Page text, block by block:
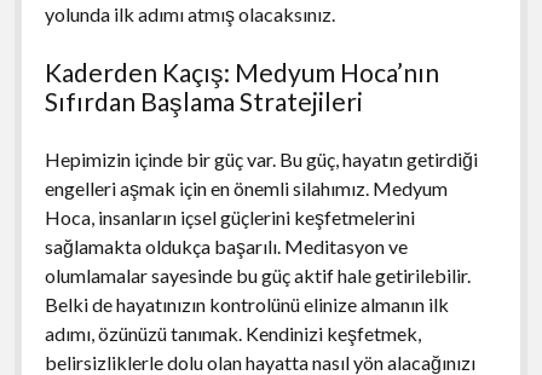
yolunda ilk adımı atmış olacaksınız.
Kaderden Kaçış: Medyum Hoca’nın
Sıfırdan Başlama Stratejileri
Hepimizin içinde bir güç var. Bu güç, hayatın getirdiği
engelleri aşmak için en önemli silahımız. Medyum
Hoca, insanların içsel güçlerini keşfetmelerini
sağlamakta oldukça başarılı. Meditasyon ve
olumlamalar sayesinde bu güç aktif hale getirilebilir.
Belki de hayatınızın kontrolünü elinize almanın ilk
adımı, özünüzü tanımak. Kendinizi keşfetmek,
belirsizliklerle dolu olan hayatta nasıl yön alacağınızı